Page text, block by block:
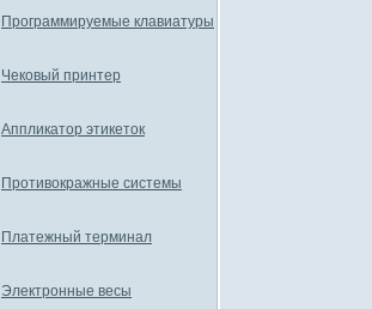
Программируемые клавиатуры
Чековый принтер
Аппликатор этикеток
Противокражные системы
Платежный терминал
Электронные весы